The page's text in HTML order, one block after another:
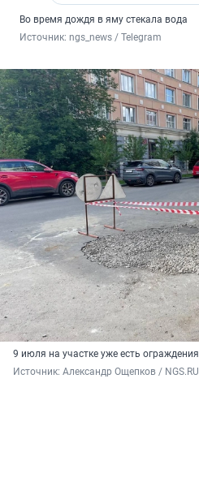
Во время дождя в яму стекала вода
Источник: ngs_news / Telegram
9 июля на участке уже есть ограждения
Источник: Александр Ощепков / NGS.RU